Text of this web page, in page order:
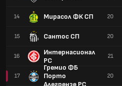
14 Мирасол ФК СП
15 Сантос СП
16
Интернасионал
РС
17
Гремио ФБ
Порто
Алегрензе РС
20
20
21
20